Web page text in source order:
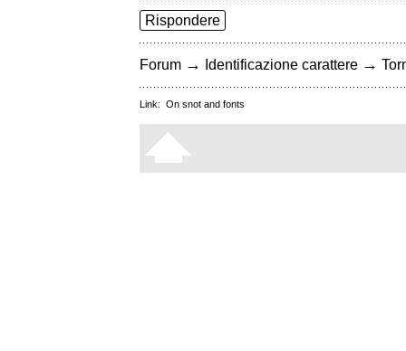
Rispondere
Forum → Identificazione carattere →
Link: On snot and fonts